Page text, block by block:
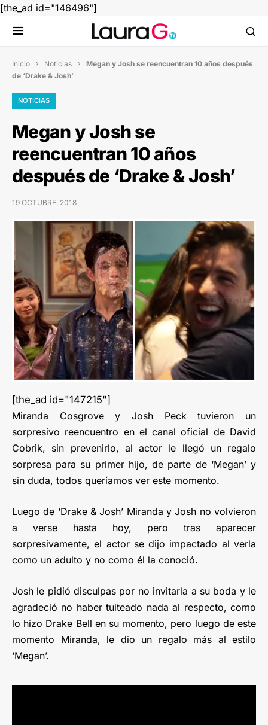
[the_ad id="146496"]
Inicio  Noticias  Megan y Josh se reencuentran 10 años después
de ‘Drake & Josh’
NOTICIAS
Megan y Josh se
reencuentran 10 años
después de ‘Drake & Josh’
19 OCTUBRE, 2018
[the_ad id="147215"]
Miranda Cosgrove y Josh Peck tuvieron un
sorpresivo reencuentro en el canal oficial de David
Cobrik, sin prevenirlo, al actor le llegó un regalo
sorpresa para su primer hijo, de parte de ‘Megan’ y
sin duda, todos queríamos ver este momento.
Luego de ‘Drake & Josh’ Miranda y Josh no volvieron
a verse hasta hoy, pero tras aparecer
sorpresivamente, el actor se dijo impactado al verla
como un adulto y no como él la conoció.
Josh le pidió disculpas por no invitarla a su boda y le
agradeció no haber tuiteado nada al respecto, como
lo hizo Drake Bell en su momento, pero luego de este
momento Miranda, le dio un regalo más al estilo
‘Megan’.